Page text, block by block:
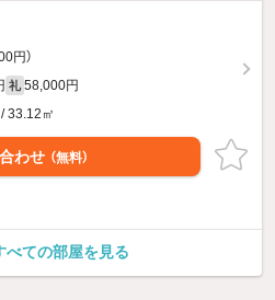
円）
礼 58,000円
33.12㎡
わせ （無料）
べての部屋を見る